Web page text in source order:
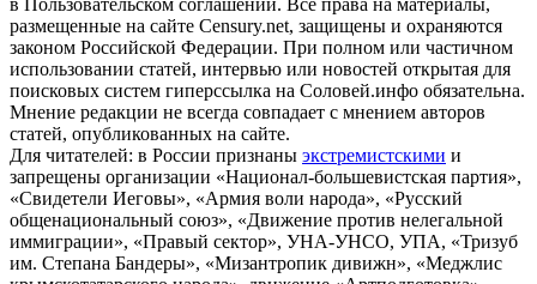
в Пользовательском соглашении. Все права на материалы,
размещенные на сайте Censury.net, защищены и охраняются
законом Российской Федерации. При полном или частичном
использовании статей, интервью или новостей открытая для
поисковых систем гиперссылка на Соловей.инфо обязательна.
Мнение редакции не всегда совпадает с мнением авторов
статей, опубликованных на сайте.
Для читателей: в России признаны экстремистскими и
запрещены организации «Национал-большевистская партия»,
«Свидетели Иеговы», «Армия воли народа», «Русский
общенациональный союз», «Движение против нелегальной
иммиграции», «Правый сектор», УНА-УНСО, УПА, «Тризуб
им. Степана Бандеры», «Мизантропик дивижн», «Меджлис